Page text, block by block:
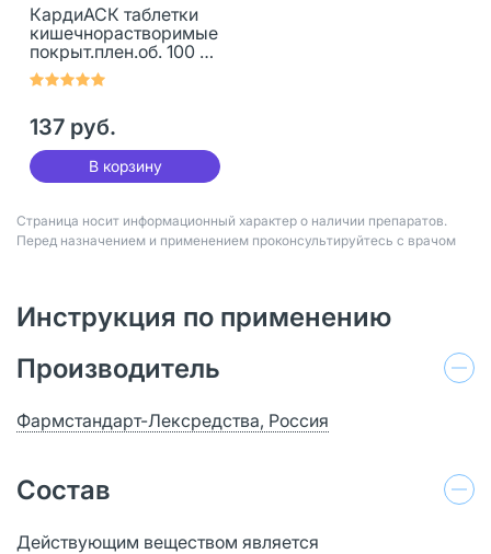
КардиАСК таблетки
кишечнорастворимые
покрыт.плен.об. 100 мг
60 шт
137 руб.
В корзину
Страница носит информационный характер о наличии препаратов.
Перед назначением и применением проконсультируйтесь с врачом
Инструкция по применению
Производитель
Фармстандарт-Лексредства, Россия
Состав
Действующим веществом является